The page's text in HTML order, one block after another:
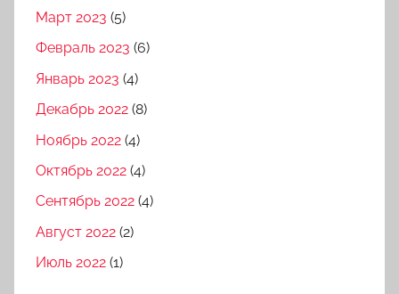
Март 2023 (5)
Февраль 2023 (6)
Январь 2023 (4)
Декабрь 2022 (8)
Ноябрь 2022 (4)
Октябрь 2022 (4)
Сентябрь 2022 (4)
Август 2022 (2)
Июль 2022 (1)